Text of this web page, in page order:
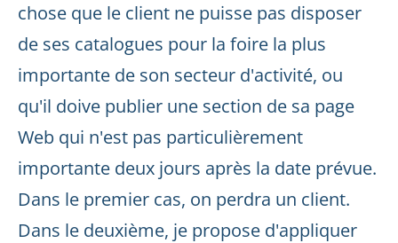
chose que le client ne puisse pas disposer
de ses catalogues pour la foire la plus
importante de son secteur d'activité, ou
qu'il doive publier une section de sa page
Web qui n'est pas particulièrement
importante deux jours après la date prévue.
Dans le premier cas, on perdra un client.
Dans le deuxième, je propose d'appliquer